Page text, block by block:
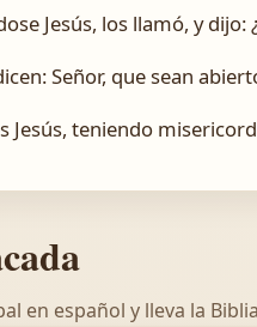
Jesús, los llamó, y
Señor, que sean
Jesús, teniendo
en español y lleva la